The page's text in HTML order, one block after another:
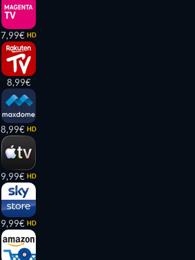
7,99€ HD
8,99€
8,99€ HD
9,99€ HD
9,99€ HD